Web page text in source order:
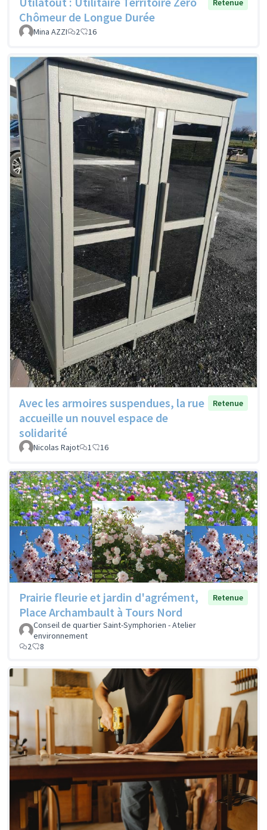
Chômeur de Longue Durée
Retenue
Mina AZZI 2 16
Avec les armoires suspendues, la rue
accueille un nouvel espace de
solidarité
Retenue
Nicolas Rajot 1 16
Prairie fleurie et jardin d'agrément,
Place Archambault à Tours Nord
Retenue
Conseil de quartier Saint-Symphorien - Atelier
environnement
2
8